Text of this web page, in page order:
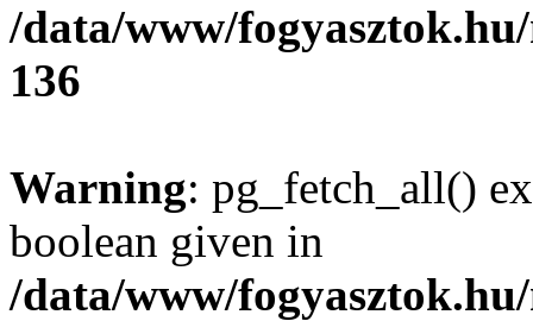
/data/www/
136
Warning: pg_fetch_all()
boolean given in
/data/www/